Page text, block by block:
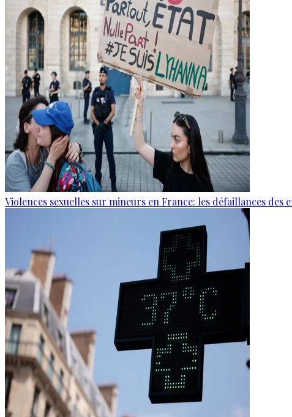
Violences sexuelles sur mineurs en France: les défaillances